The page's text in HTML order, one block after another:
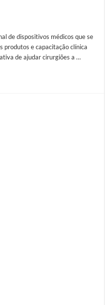
de dispositivos médicos que se
produtos e capacitação clínica
de ajudar cirurgiões a …